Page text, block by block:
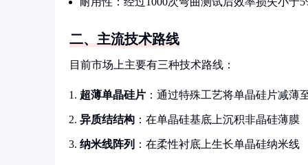
二、主流技术路线
目前市场上主要有三种技术路线：
超薄单晶硅片 ：通过特殊工艺将单晶硅片减薄
异质结结构 ：在单晶硅基底上沉积非晶硅薄膜
纳米线阵列 ：在柔性衬底上生长单晶硅纳米线